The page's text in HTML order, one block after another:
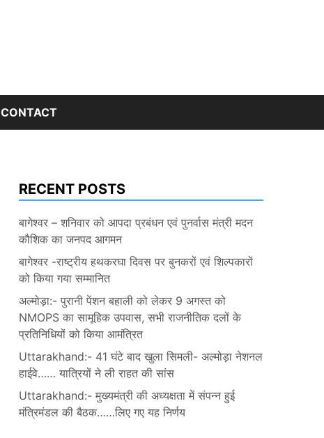
CONTACT
RECENT POSTS
बागेश्वर – शनिवार को आपदा प्रबंधन एवं पुनर्वास मंत्री मदन
कौशिक का जनपद आगमन
बागेश्वर -राष्ट्रीय हथकरघा दिवस पर बुनकरों एवं शिल्पकारों
को किया गया सम्मानित
अल्मोड़ा:- पुरानी पेंशन बहाली को लेकर 9 अगस्त को
NMOPS का सामूहिक उपवास, सभी राजनीतिक दलों के
प्रतिनिधियों को किया आमंत्रित
Uttarakhand:- 41 घंटे बाद खुला सिमली- अल्मोड़ा नेशनल
हाईवे…… यात्रियों ने ली राहत की सांस
Uttarakhand:- मुख्यमंत्री की अध्यक्षता में संपन्न हुई
मंत्रिमंडल की बैठक……लिए गए यह निर्णय